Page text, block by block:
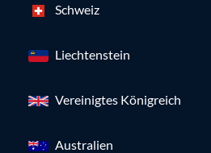
Schweiz
Liechtenstein
Vereinigtes Königreich
Australien